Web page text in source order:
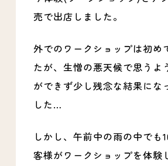
売で出店しました。
外でのワークショップは初め
たが、生憎の悪天候で思うよ
ができず少し残念な結果にな
した…
しかし、午前中の雨の中でも
客様がワークショップを体験